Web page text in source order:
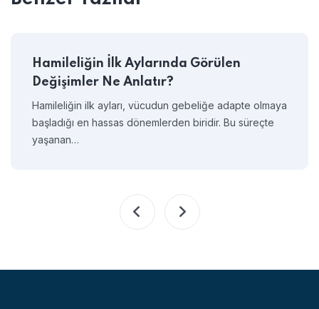
Hamileliğin İlk Aylarında Görülen
Değişimler Ne Anlatır?
Hamileliğin ilk ayları, vücudun gebeliğe adapte olmaya
başladığı en hassas dönemlerden biridir. Bu süreçte
yaşanan…